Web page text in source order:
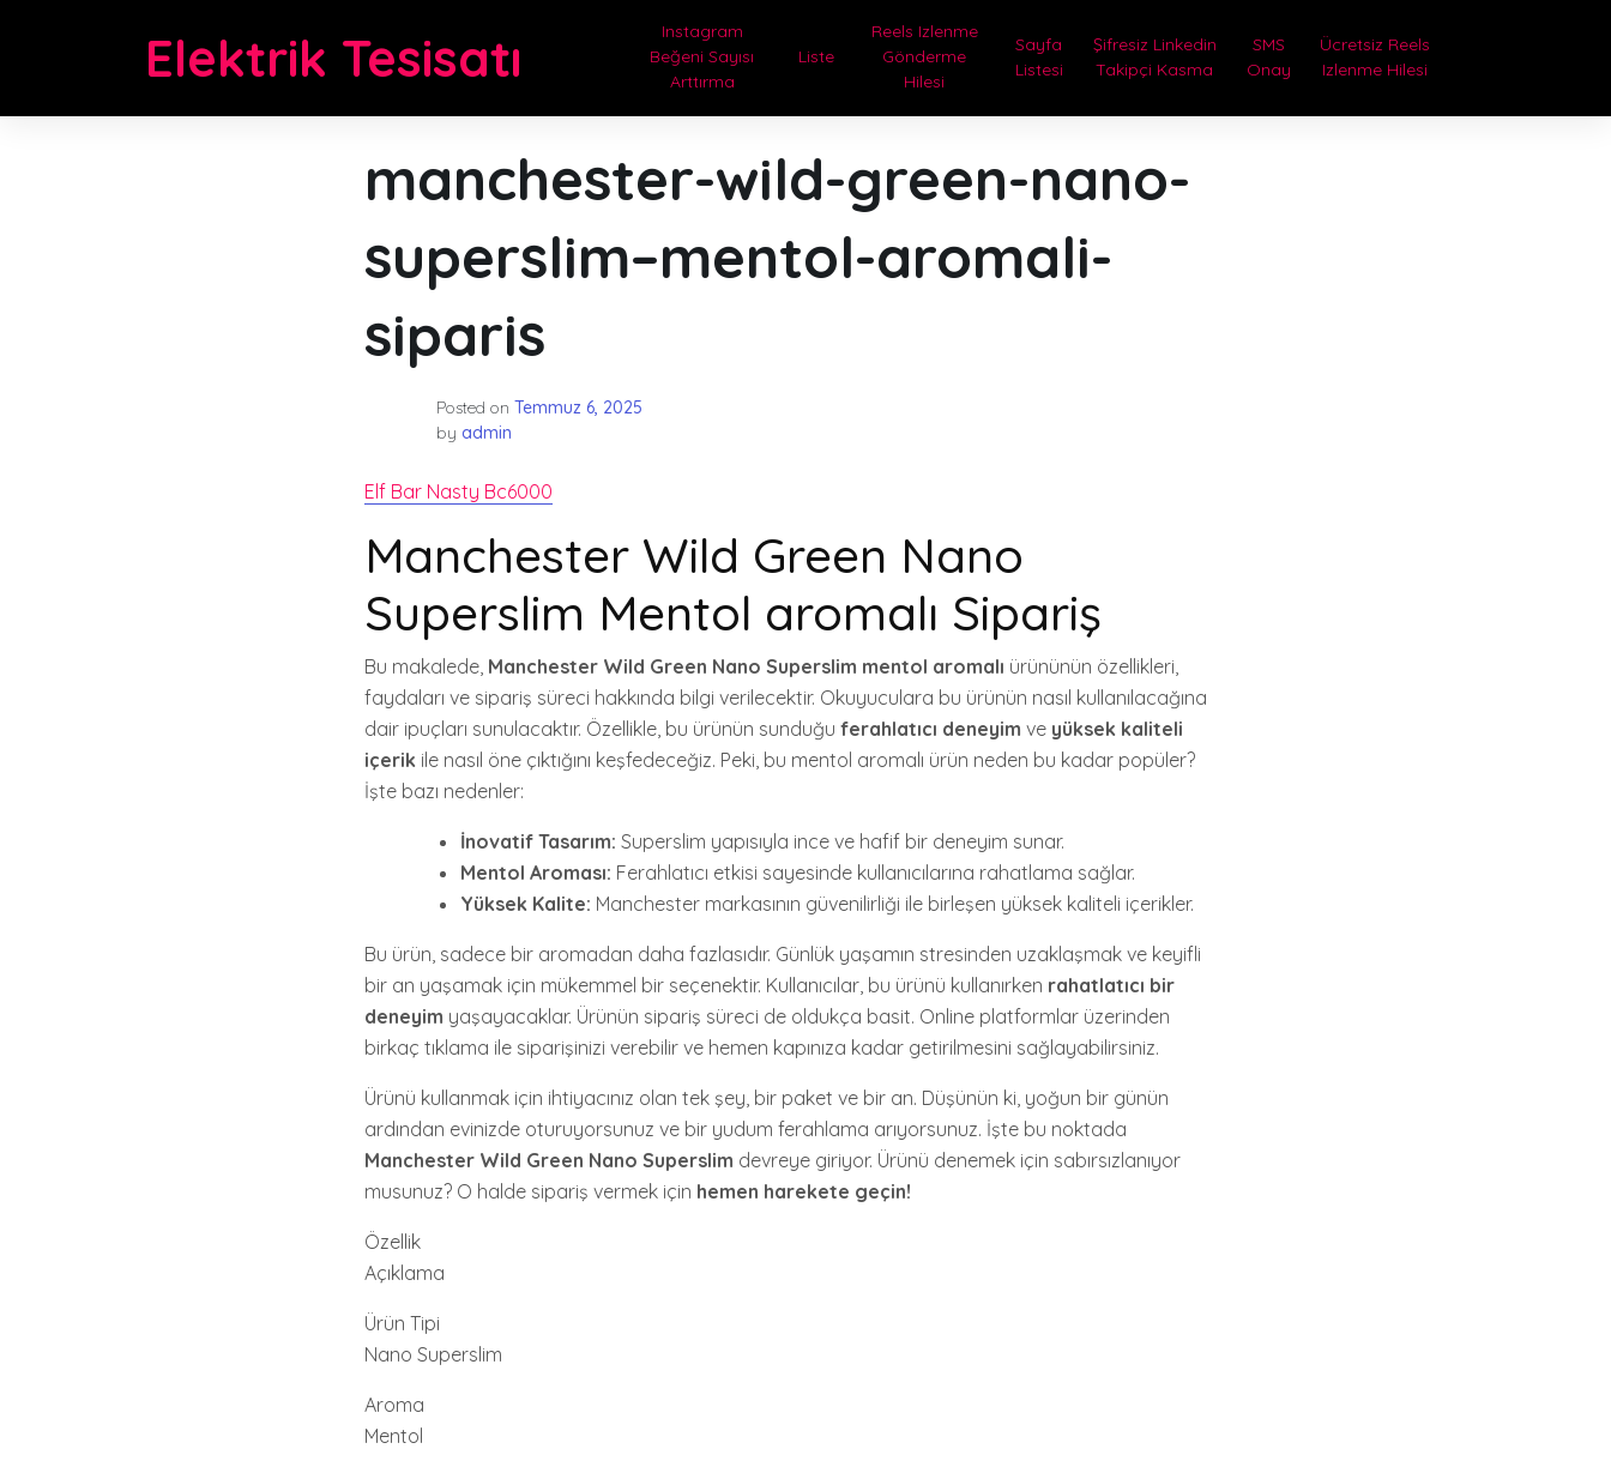
Elektrik Tesisatı
Instagram
Beğeni Sayısı
Arttırma
Liste
Reels Izlenme
Gönderme
Hilesi
Sayfa
Listesi
Şifresiz Linkedin
Takipçi Kasma
SMS
Onay
Ücretsiz Reels
Izlenme Hilesi
manchester-wild-green-nano-
superslim–mentol-aromali-
siparis
Posted on Temmuz 6, 2025
by admin
Elf Bar Nasty Bc6000
Manchester Wild Green Nano
Superslim Mentol aromalı Sipariş
Bu makalede, Manchester Wild Green Nano Superslim mentol aromalı ürününün özellikleri,
faydaları ve sipariş süreci hakkında bilgi verilecektir. Okuyuculara bu ürünün nasıl kullanılacağına
dair ipuçları sunulacaktır. Özellikle, bu ürünün sunduğu ferahlatıcı deneyim ve yüksek kaliteli
içerik ile nasıl öne çıktığını keşfedeceğiz. Peki, bu mentol aromalı ürün neden bu kadar popüler?
İşte bazı nedenler:
İnovatif Tasarım: Superslim yapısıyla ince ve hafif bir deneyim sunar.
Mentol Aroması: Ferahlatıcı etkisi sayesinde kullanıcılarına rahatlama sağlar.
Yüksek Kalite: Manchester markasının güvenilirliği ile birleşen yüksek kaliteli içerikler.
Bu ürün, sadece bir aromadan daha fazlasıdır. Günlük yaşamın stresinden uzaklaşmak ve keyifli
bir an yaşamak için mükemmel bir seçenektir. Kullanıcılar, bu ürünü kullanırken rahatlatıcı bir
deneyim yaşayacaklar. Ürünün sipariş süreci de oldukça basit. Online platformlar üzerinden
birkaç tıklama ile siparişinizi verebilir ve hemen kapınıza kadar getirilmesini sağlayabilirsiniz.
Ürünü kullanmak için ihtiyacınız olan tek şey, bir paket ve bir an. Düşünün ki, yoğun bir günün
ardından evinizde oturuyorsunuz ve bir yudum ferahlama arıyorsunuz. İşte bu noktada
Manchester Wild Green Nano Superslim devreye giriyor. Ürünü denemek için sabırsızlanıyor
musunuz? O halde sipariş vermek için hemen harekete geçin!
Özellik
Açıklama
Ürün Tipi
Nano Superslim
Aroma
Mentol